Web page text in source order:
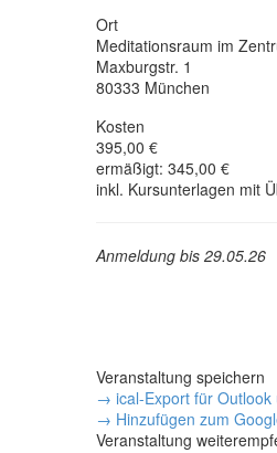
Ort
Meditationsraum im
Maxburgstr. 1
80333 München
Kosten
395,00 €
ermäßigt: 345,00 €
inkl. Kursunterlagen mit
Anmeldung bis 29.05.26
Veranstaltung speichern
→ ical-Export für Outlook
→ Hinzufügen zum
Veranstaltung